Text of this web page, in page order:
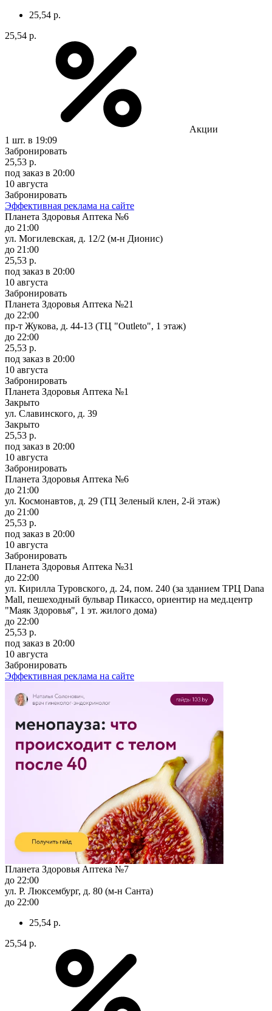
25,54 р.
25,54 р.
Акции
1 шт. в 19:09
Забронировать
25,53 р.
под заказ в 20:00
10 августа
Забронировать
Эффективная реклама на сайте
Планета Здоровья Аптека №6
до 21:00
ул. Могилевская, д. 12/2 (м-н Дионис)
до 21:00
25,53 р.
под заказ в 20:00
10 августа
Забронировать
Планета Здоровья Аптека №21
до 22:00
пр-т Жукова, д. 44-13 (ТЦ "Outleto", 1 этаж)
до 22:00
25,53 р.
под заказ в 20:00
10 августа
Забронировать
Планета Здоровья Аптека №1
Закрыто
ул. Славинского, д. 39
Закрыто
25,53 р.
под заказ в 20:00
10 августа
Забронировать
Планета Здоровья Аптека №6
до 21:00
ул. Космонавтов, д. 29 (ТЦ Зеленый клен, 2-й этаж)
до 21:00
25,53 р.
под заказ в 20:00
10 августа
Забронировать
Планета Здоровья Аптека №31
до 22:00
ул. Кирилла Туровского, д. 24, пом. 240 (за зданием ТРЦ Dana
Mall, пешеходный бульвар Пикассо, ориентир на мед.центр
"Маяк Здоровья", 1 эт. жилого дома)
до 22:00
25,53 р.
под заказ в 20:00
10 августа
Забронировать
Эффективная реклама на сайте
Планета Здоровья Аптека №7
до 22:00
ул. Р. Люксембург, д. 80 (м-н Санта)
до 22:00
25,54 р.
25,54 р.